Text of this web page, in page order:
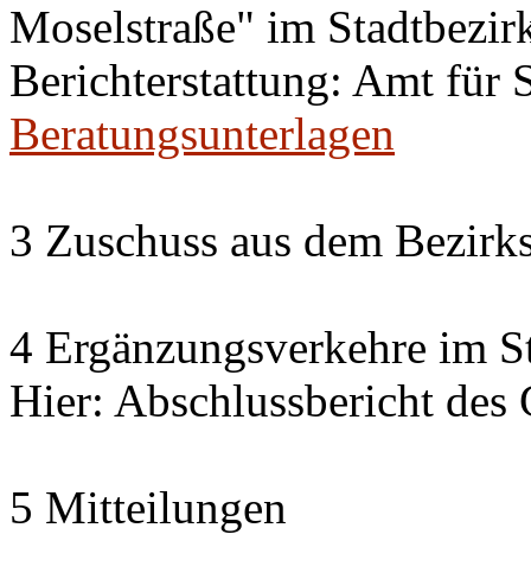
Moselstraße" im
Berichterstattung: Amt für
Beratungsunterlagen
3 Zuschuss aus dem
4 Ergänzungsverkehre im
Hier: Abschlussbericht des
5 Mitteilungen